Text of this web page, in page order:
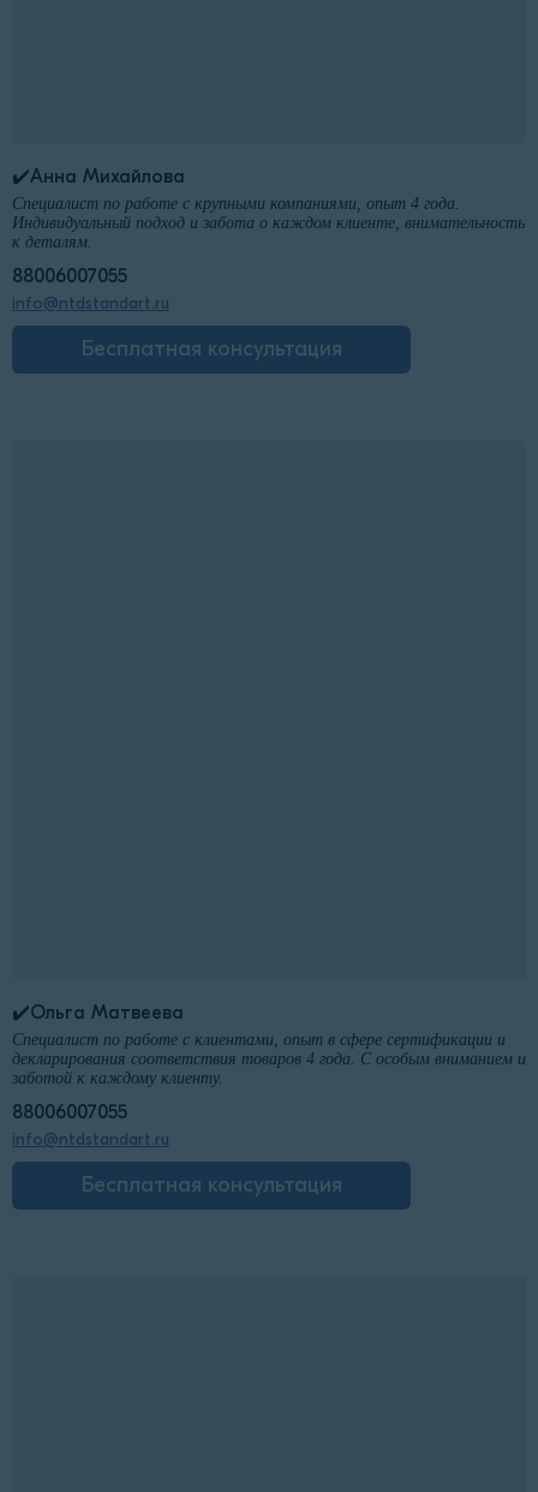
✔️Анна Михайлова
Специалист по работе с крупными компаниями, опыт 4 года.
Индивидуальный подход и забота о каждом клиенте, внимательность
к деталям.
88006007055
info@ntdstandart.ru
Бесплатная консультация
✔️Ольга Матвеева
Специалист по работе с клиентами, опыт в сфере сертификации и
декларирования соответствия товаров 4 года. С особым вниманием и
заботой к каждому клиенту.
88006007055
info@ntdstandart.ru
Бесплатная консультация